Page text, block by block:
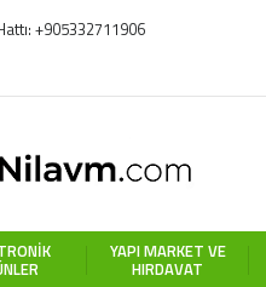
+905332711906
YAPI MARKET VE
HIRDAVAT